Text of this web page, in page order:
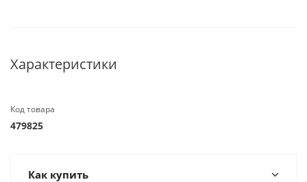
Характеристики
Код товара
479825
Как купить